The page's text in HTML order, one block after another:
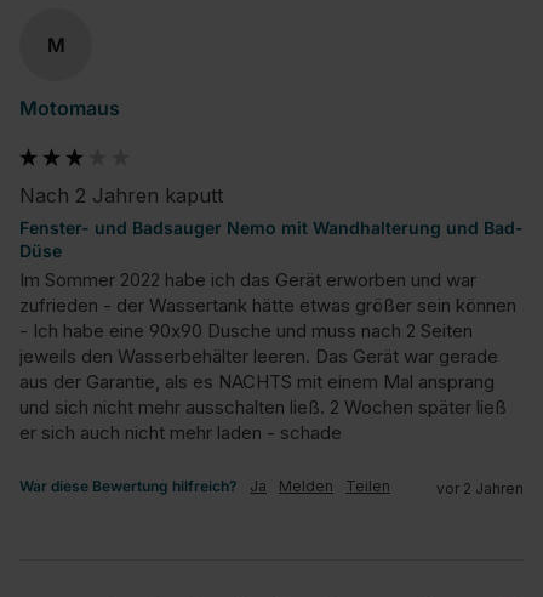
M
Motomaus
Nach 2 Jahren kaputt
Fenster- und Badsauger Nemo mit Wandhalterung und Bad-
Düse
Im Sommer 2022 habe ich das Gerät erworben und war
zufrieden - der Wassertank hätte etwas größer sein können
- Ich habe eine 90x90 Dusche und muss nach 2 Seiten
jeweils den Wasserbehälter leeren. Das Gerät war gerade
aus der Garantie, als es NACHTS mit einem Mal ansprang
und sich nicht mehr ausschalten ließ. 2 Wochen später ließ
er sich auch nicht mehr laden - schade
War diese Bewertung hilfreich? Ja Melden Teilen vor 2 Jahren